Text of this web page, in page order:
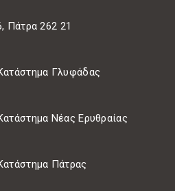
Πάτρα 262 21
Γλυφάδας
Νέας Ερυθραίας
Πάτρας